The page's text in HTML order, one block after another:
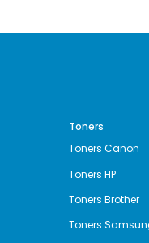
Toners
Toners Canon
Toners HP
Toners Brother
Toners